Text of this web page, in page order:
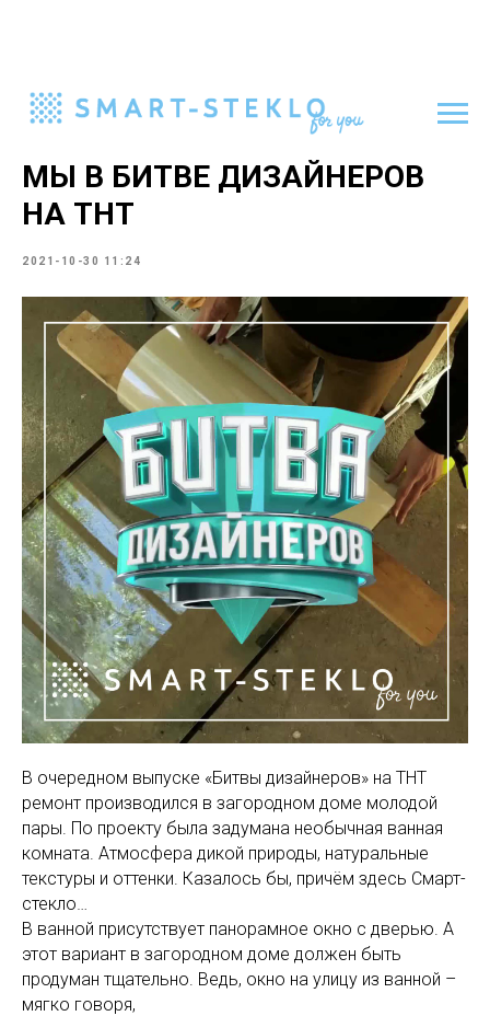
МЫ В БИТВЕ ДИЗАЙНЕРОВ
НА ТНТ
2021-10-30 11:24
В очередном выпуске «Битвы дизайнеров» на ТНТ
ремонт производился в загородном доме молодой
пары. По проекту была задумана необычная ванная
комната. Атмосфера дикой природы, натуральные
текстуры и оттенки. Казалось бы, причём здесь Смарт-
стекло…
В ванной присутствует панорамное окно с дверью. А
этот вариант в загородном доме должен быть
продуман тщательно. Ведь, окно на улицу из ванной –
мягко говоря,